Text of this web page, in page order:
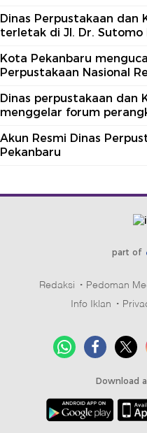
Dinas Perpustakaan dan
terletak di Jl. Dr. Sutomo
Kota Pekanbaru
Perpustakaan Nasional
Dinas perpustakaan dan
menggelar forum
Akun Resmi Dinas
Pekanbaru
part of
Redaksi Pedoman
Info Iklan
Download